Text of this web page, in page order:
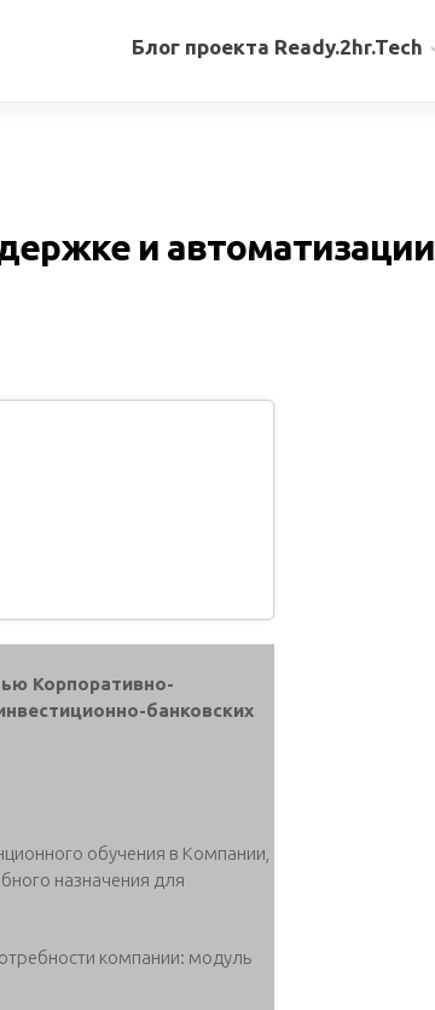
Блог проекта Ready.2hr.Tech
Авторские
и автоматизации
Корпоративно-
банковских
обучения в Компании,
назначения для
компании: модуль